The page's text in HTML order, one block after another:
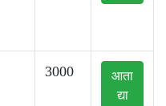
3000
आता
द्या